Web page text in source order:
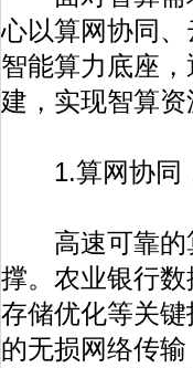
心以算网协同
智能算力底座
建，实现智算
1.算网协同
高速可靠的算
撑。农业银行
存储优化等关
的无损网络传